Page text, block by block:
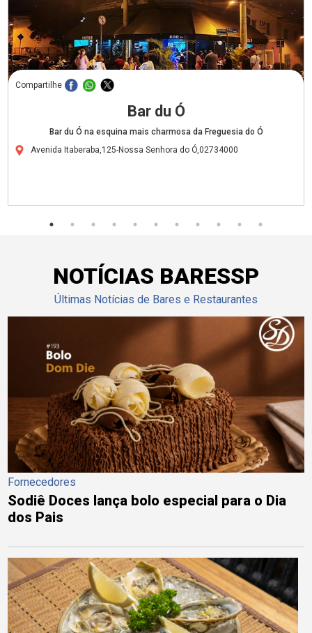
Compartilhe
Bar du Ó
Bar du Ó na esquina mais charmosa da Freguesia do Ó
Avenida Itaberaba,125-Nossa Senhora do Ó,02734000
NOTÍCIAS BARESSP
Últimas Notícias de Bares e Restaurantes
Fornecedores
Sodiê Doces lança bolo especial para o Dia
dos Pais